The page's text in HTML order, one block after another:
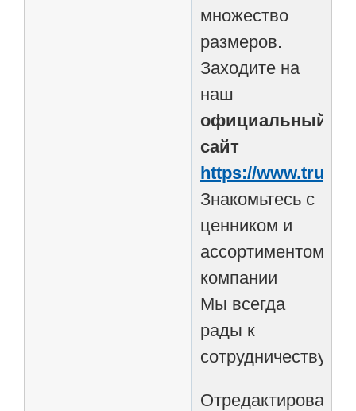
множество
размеров.
Заходите на
наш
официальный
сайт
https://
Знакомьтесь с
ценником и
ассортиментом
компании
Мы всегда
рады к
сотрудничеству!!!
Отредактировано